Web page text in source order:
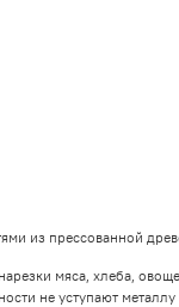
из прессованной
мяса, хлеба,
не уступают металлу